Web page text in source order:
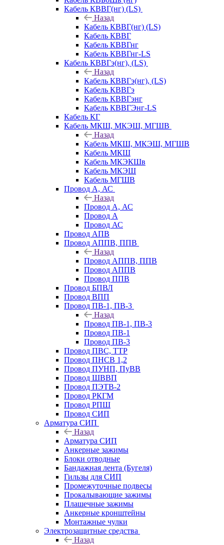
Кабель КВВГ(нг) (LS)
Назад
Кабель КВВГ(нг) (LS)
Кабель КВВГ
Кабель КВВГнг
Кабель КВВГнг-LS
Кабель КВВГэ(нг), (LS)
Назад
Кабель КВВГэ(нг), (LS)
Кабель КВВГэ
Кабель КВВГэнг
Кабель КВВГЭнг-LS
Кабель КГ
Кабель МКШ, МКЭШ, МГШВ
Назад
Кабель МКШ, МКЭШ, МГШВ
Кабель МКШ
Кабель МКЭКШв
Кабель МКЭШ
Кабель МГШВ
Провод А, АС
Назад
Провод А, АС
Провод А
Провод АС
Провод АПВ
Провод АППВ, ППВ
Назад
Провод АППВ, ППВ
Провод АППВ
Провод ППВ
Провод БПВЛ
Провод ВПП
Провод ПВ-1, ПВ-3
Назад
Провод ПВ-1, ПВ-3
Провод ПВ-1
Провод ПВ-3
Провод ПВС, ТТР
Провод ПНСВ 1,2
Провод ПУНП, ПуВВ
Провод ШВВП
Провод ПЭТВ-2
Провод РКГМ
Провод РПШ
Провод СИП
Арматура СИП
Назад
Арматура СИП
Анкерные зажимы
Блоки отводные
Бандажная лента (Бугеля)
Гильзы для СИП
Промежуточные подвесы
Прокалывающие зажимы
Плашечные зажимы
Анкерные кронштейны
Монтажные чулки
Электрозащитные средства
Назад